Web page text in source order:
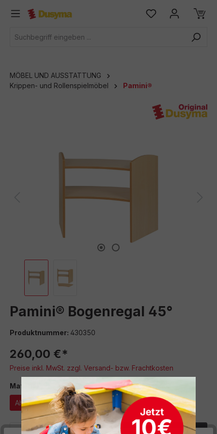
springen
MÖBEL UND AUSSTATTUNG
Krippen- und Rollenspielmöbel
Pamini®
Pamini® Bogenregal 45°
Produktnummer: 430350
260,00 €*
Preise inkl. MwSt. zzgl. Versand- bzw. Frachtkosten
Material auswählen
Ahorn Dekor Buche Dekor
Produkt Anzahl: Gib den gewünschten
In den Warenkorb